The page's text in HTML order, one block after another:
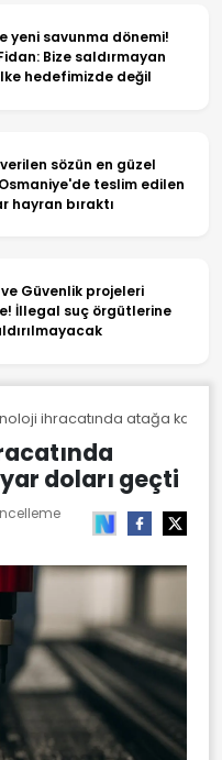
yeni savunma dönemi!
Bize saldırmayan
hedefimizde değil
sözün en güzel
teslim edilen
hayran bıraktı
Güvenlik projeleri
İllegal suç örgütlerine
ihracatında atağa kalktı!
doları geçti